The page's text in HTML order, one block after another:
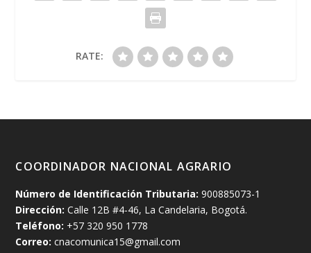
RATE:
COORDINADOR NACIONAL AGRARIO
Número de Identificación Tributaria:900885073-1
Dirección: Calle 12B #4-46, La Candelaria, Bogotá.
Teléfono: +57 320 950 1778
Correo: cnacomunica15@gmail.com